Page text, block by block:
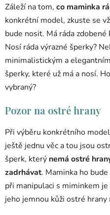
Záleží na tom, co maminka
konkrétní model, zkuste se
bude nosit. Má ráda
Nosí ráda výrazné šperky?
minimalistickým a
šperky, které už má a nosí.
vybraný?
Pozor na ostré hrany
Při výběru konkrétního
ještě jednu věc a tou jsou
šperk, který nemá ostré
zadrhávat. Maminka ho
při manipulaci s miminkem
jeho jemnou kůži ostré hrany